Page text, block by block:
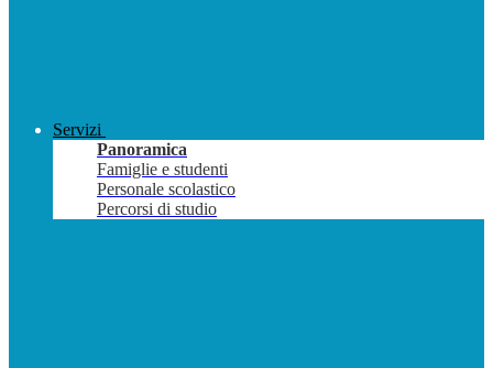
Servizi
Panoramica
Famiglie e studenti
Personale scolastico
Percorsi di studio